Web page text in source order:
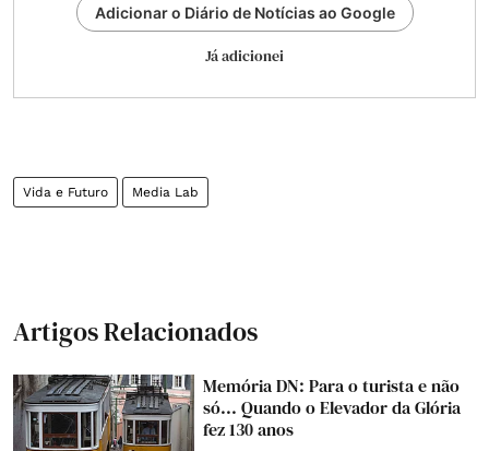
Adicionar o Diário de Notícias ao Google
Já adicionei
Vida e Futuro Media Lab
Artigos Relacionados
Memória DN: Para o turista e não
só... Quando o Elevador da Glória
fez 130 anos